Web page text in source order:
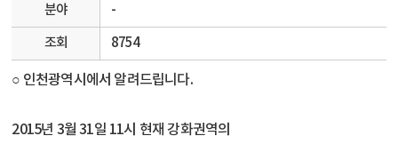
분야 -
조회 8754
○ 인천광역시에서 알려드립니다.
2015년 3월 31일 11시 현재 강화권역의